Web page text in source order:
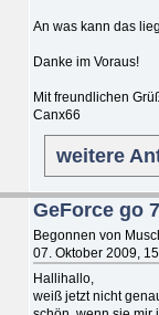
An was kann das
Danke im Voraus!
Mit freundlichen
Canx66
weitere
GeForce go
Begonnen von
07. Oktober 2009,
Hallihallo,
weiß jetzt nicht